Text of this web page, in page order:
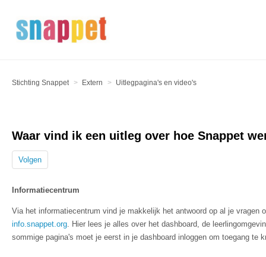
Stichting Snappet Extern Uitlegpagina's en video's
Waar vind ik een uitleg over hoe Snappet
Volgen
Informatiecentrum
Via het informatiecentrum vind je makkelijk het antwoord op al je vragen
info.snappet.org. Hier lees je alles over het dashboard, de
sommige pagina's moet je eerst in je dashboard inloggen om toegang te